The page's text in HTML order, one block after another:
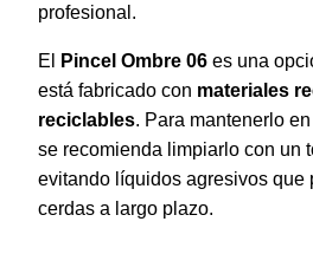
profesional.
El Pincel Ombre 06 es una
está fabricado con materiales
reciclables. Para mantenerlo
se recomienda limpiarlo con un
evitando líquidos agresivos que
cerdas a largo plazo.